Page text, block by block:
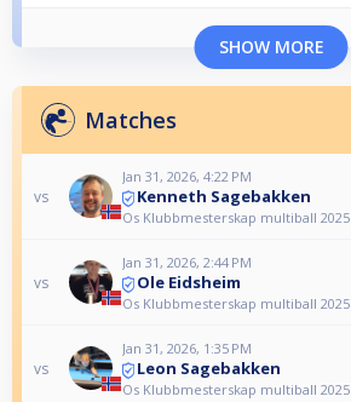
SHOW MORE
Matches
vs
Jan 31, 2026, 4:22 PM
Kenneth Sagebakken
Os Klubbmesterskap multiball 2025
vs
Jan 31, 2026, 2:44 PM
Ole Eidsheim
Os Klubbmesterskap multiball 2025
vs
Jan 31, 2026, 1:35 PM
Leon Sagebakken
Os Klubbmesterskap multiball 2025